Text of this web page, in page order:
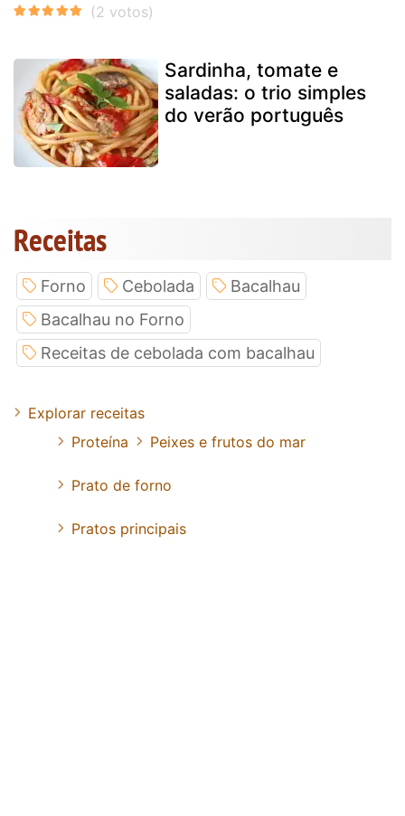
Sardinha, tomate e
saladas: o trio simples
do verão português
Receitas
Forno Cebolada
Bacalhau
Bacalhau no Forno
Receitas de cebolada com bacalhau
Explorar receitas
Proteína
Peixes e frutos do mar
Prato de forno
Pratos principais